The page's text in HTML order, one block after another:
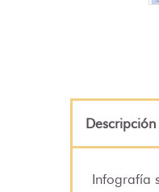
Descripción
Infografía